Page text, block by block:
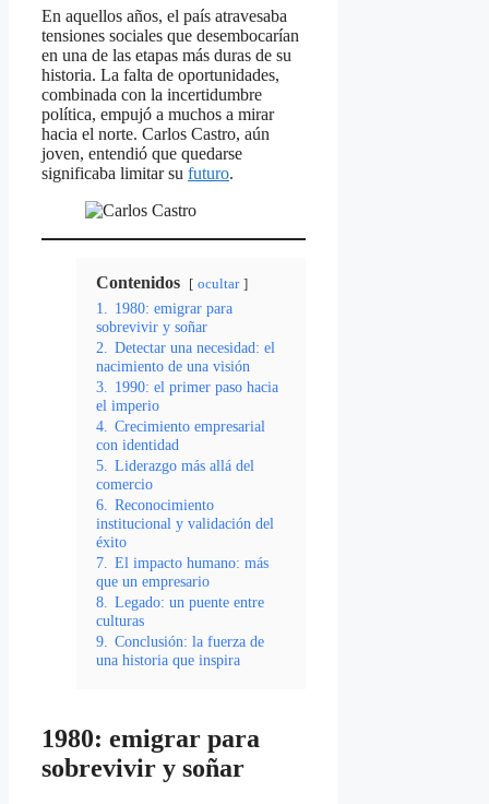
En aquellos años, el país atravesaba
tensiones sociales que desembocarían
en una de las etapas más duras de su
historia. La falta de oportunidades,
combinada con la incertidumbre
política, empujó a muchos a mirar
hacia el norte. Carlos Castro, aún
joven, entendió que quedarse
significaba limitar su futuro.
Contenidos ocultar
1.
1980: emigrar para
sobrevivir y soñar
2.
Detectar una necesidad: el
nacimiento de una visión
3.
1990: el primer paso hacia
el imperio
4.
Crecimiento empresarial
con identidad
5.
Liderazgo más allá del
comercio
6.
Reconocimiento
institucional y validación del
éxito
7.
El impacto humano: más
que un empresario
8.
Legado: un puente entre
culturas
9.
Conclusión: la fuerza de
una historia que inspira
1980: emigrar para
sobrevivir y soñar